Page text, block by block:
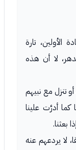
الأولين، تارة
لا أن هذه
تنزل مع نبيهم
كما أدرَّت علينا
بعثنا.
لا يردعهم عنه